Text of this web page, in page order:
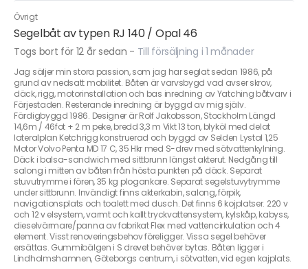
Övrigt
Segelbåt av typen RJ 140 / Opal 46
Togs bort för 12 år sedan - Till försäljning i 1 månader
Jag säljer min stora passion, som jag har seglat sedan 1986, på
grund av nedsatt mobilitet. Båten är varvsbygd vad avser skrov,
däck, rigg, motorinstallation och bas inredning av Yatching båtvarv i
Färjestaden. Resterande inredning är byggd av mig själv.
Färdigbyggd 1986. Designer är Rolf Jakobsson, Stockholm Längd
14,6m / 46fot + 2 m peke, bredd 3,3 m Vikt 13 ton, blyköl med delat
lateralplan Ketchrigg konstruerad och byggd av Selden Lystal 1,25
Motor Volvo Penta MD 17 C, 35 Hkr med S-drev med sötvattenkylning.
Däck i balsa-sandwich med sittbrunn längst akterut. Nedgång till
salong i mitten av båten från hösta punkten på däck. Separat
stuvutrymme i fören, 35 kg plogankare. Separat segelstuvytrymme
under sittbrunn. Invändigt finns akterkabin, salong, förpik,
navigationsplats och toalett med dusch. Det finns 6 kojplatser. 220 v
och 12 v elsystem, varmt och kallt tryckvattensystem, kylskåp, kabyss,
dieselvärmare/panna av fabrikat Flex med vattencirkulation och 4
element. Visst renoveringsbehov föreligger. Vissa segel behöver
ersättas. Gummibälgen i S drevet behöver bytas. Båten ligger i
Lindholmshamnen, Göteborgs centrum, i sötvatten, vid egen kajplats.